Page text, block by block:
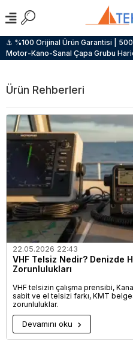
⚓ %100 Orijinal Ürün Garantisi |
Motor-Kano-Sanal Çapa Grubu
Ürün Rehberleri
22.05.2026 22:43
VHF Telsiz Nedir? Denizde
Zorunlulukları
VHF telsizin çalışma prensibi,
sabit ve el telsizi farkı, KMT
zorunluluklar.
Devamını oku